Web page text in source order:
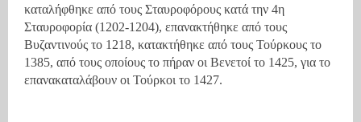
καταλήφθηκε από τους Σταυροφόρους κατά την 4η
Σταυροφορία (1202-1204), επανακτήθηκε από τους
Βυζαντινούς το 1218, κατακτήθηκε από τους Τούρκους το
1385, από τους οποίους το πήραν οι Βενετοί το 1425, για το
επανακαταλάβουν οι Τούρκοι το 1427.